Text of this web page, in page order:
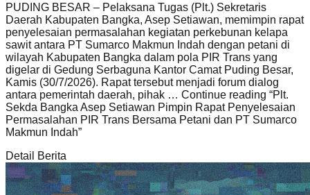
PUDING BESAR – Pelaksana Tugas (Plt.) Sekretaris
Daerah Kabupaten Bangka, Asep Setiawan, memimpin rapat
penyelesaian permasalahan kegiatan perkebunan kelapa
sawit antara PT Sumarco Makmun Indah dengan petani di
wilayah Kabupaten Bangka dalam pola PIR Trans yang
digelar di Gedung Serbaguna Kantor Camat Puding Besar,
Kamis (30/7/2026). Rapat tersebut menjadi forum dialog
antara pemerintah daerah, pihak … Continue reading “Plt.
Sekda Bangka Asep Setiawan Pimpin Rapat Penyelesaian
Permasalahan PIR Trans Bersama Petani dan PT Sumarco
Makmun Indah”
Detail Berita